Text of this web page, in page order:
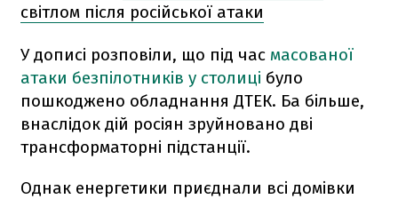
світлом після російської атаки
У дописі розповіли, що під час масованої
атаки безпілотників у столиці було
пошкоджено обладнання ДТЕК. Ба більше,
внаслідок дій росіян зруйновано дві
трансформаторні підстанції.
Однак енергетики приєднали всі домівки